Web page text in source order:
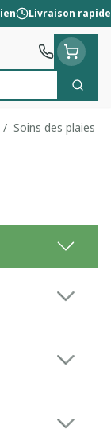
Livraison rapide
/ Soins des plaies